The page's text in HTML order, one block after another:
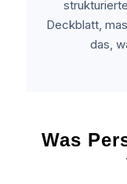
Deckblatt,
das,
Was